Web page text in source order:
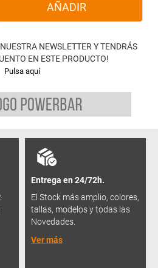
AÑADIR
NEWSLETTER Y TENDRÁS
EN ESTE PRODUCTO!
Pulsa aquí
Entrega en 24/72h.
El Stock más amplio, colores,
tallas, modelos y todas las
Novedades.
Ver más